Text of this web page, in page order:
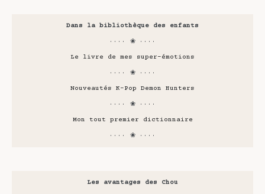
Dans la bibliothèque des enfants
···· ❀ ····
Le livre de mes super-émotions
···· ❀ ····
Nouveautés K-Pop Demon Hunters
···· ❀ ····
Mon tout premier dictionnaire
···· ❀ ····
Les avantages des Chou